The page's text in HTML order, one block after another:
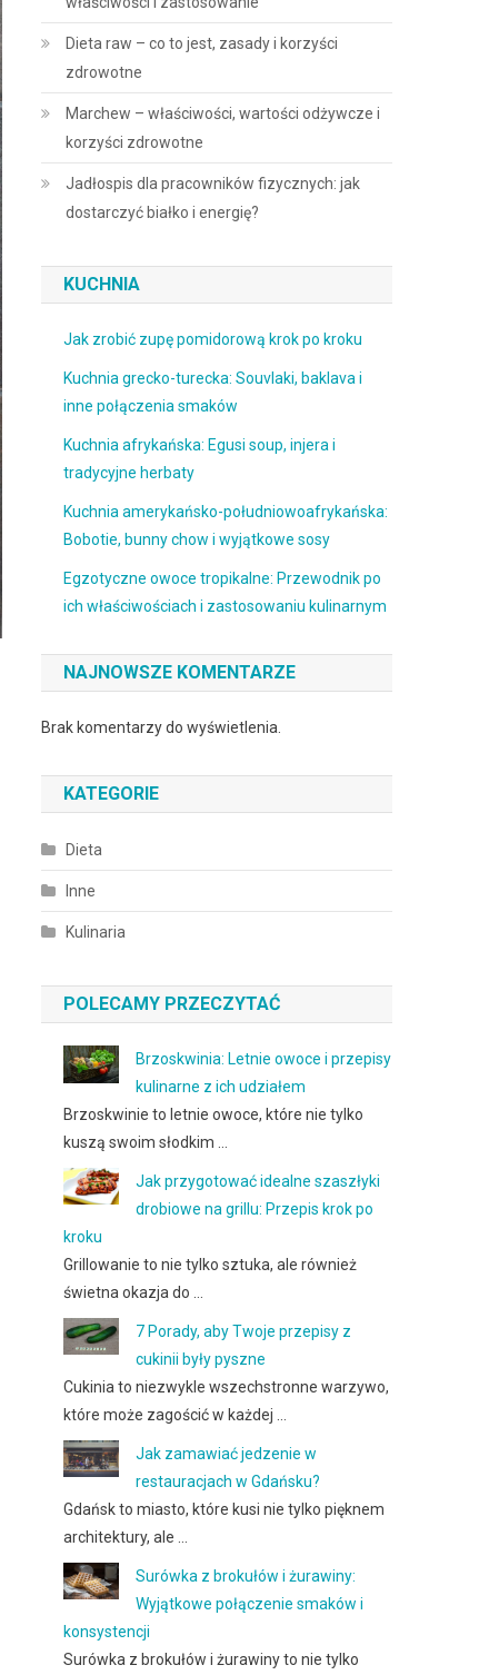
Dieta raw – co to jest, zasady i korzyści
zdrowotne
Marchew – właściwości, wartości odżywcze i
korzyści zdrowotne
Jadłospis dla pracowników fizycznych: jak
dostarczyć białko i energię?
KUCHNIA
Jak zrobić zupę pomidorową krok po kroku
Kuchnia grecko-turecka: Souvlaki, baklava i
inne połączenia smaków
Kuchnia afrykańska: Egusi soup, injera i
tradycyjne herbaty
Kuchnia amerykańsko-południowoafrykańska:
Bobotie, bunny chow i wyjątkowe sosy
Egzotyczne owoce tropikalne: Przewodnik po
ich właściwościach i zastosowaniu kulinarnym
NAJNOWSZE KOMENTARZE
Brak komentarzy do wyświetlenia.
KATEGORIE
Dieta
Inne
Kulinaria
POLECAMY PRZECZYTAĆ
Brzoskwinia: Letnie owoce i przepisy
kulinarne z ich udziałem
Brzoskwinie to letnie owoce, które nie tylko
kuszą swoim słodkim …
Jak przygotować idealne szaszłyki
drobiowe na grillu: Przepis krok po
kroku
Grillowanie to nie tylko sztuka, ale również
świetna okazja do …
7 Porady, aby Twoje przepisy z
cukinii były pyszne
Cukinia to niezwykle wszechstronne warzywo,
które może zagościć w każdej …
Jak zamawiać jedzenie w
restauracjach w Gdańsku?
Gdańsk to miasto, które kusi nie tylko pięknem
architektury, ale …
Surówka z brokułów i żurawiny:
Wyjątkowe połączenie smaków i
konsystencji
Surówka z brokułów i żurawiny to nie tylko